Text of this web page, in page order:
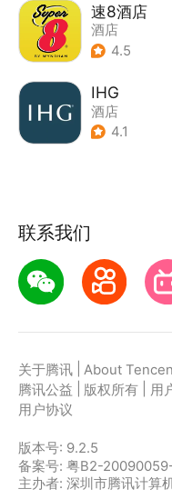
速8酒店
酒店
4.5
IHG
酒店
4.1
联系我们
关于腾讯 About
腾讯公益
版权所有 用
用户协议
版本号: 9.2.5
备案号: 粤B2-
主办者: 深圳市腾讯计算